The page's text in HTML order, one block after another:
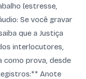
(estresse,
Se você gravar
que a Justiça
interlocutores,
como prova, desde
Anote